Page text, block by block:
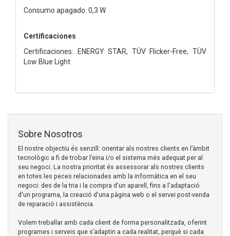
Consumo apagado: 0,3 W
Certificaciones
Certificaciones: ENERGY STAR, TÜV Flicker-Free, TÜV
Low Blue Light
Sobre Nosotros
El nostre objectiu és senzill: orientar als nostres clients en l’àmbit
tecnològic a fi de trobar l’eina i/o el sistema més adequat per al
seu negoci. La nostra prioritat és assessorar als nostres clients
en totes les peces relacionades amb la informàtica en el seu
negoci: des de la tria i la compra d'un aparell, fins a l'adaptació
d'un programa, la creació d'una pàgina web o el servei post-venda
de reparació i assistència.
Volem treballar amb cada client de forma personalitzada, oferint
programes i serveis que s’adaptin a cada realitat, perquè si cada